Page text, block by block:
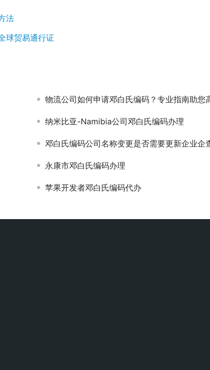
法
球贸易通行证
物流公司如何申请邓白氏编码？专业指南助您
纳米比亚-Namibia公司邓白氏编码办理
邓白氏编码公司名称变更是否需要更新企业企
永康市邓白氏编码办理
苹果开发者邓白氏编码代办